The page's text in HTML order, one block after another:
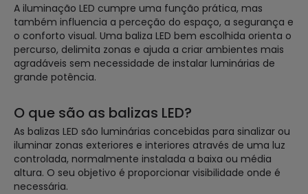
A iluminação LED cumpre uma função prática, mas
também influencia a perceção do espaço, a segurança e
o conforto visual. Uma baliza LED bem escolhida orienta o
percurso, delimita zonas e ajuda a criar ambientes mais
agradáveis sem necessidade de instalar luminárias de
grande potência.
O que são as balizas LED?
As balizas LED são luminárias concebidas para sinalizar ou
iluminar zonas exteriores e interiores através de uma luz
controlada, normalmente instalada a baixa ou média
altura. O seu objetivo é proporcionar visibilidade onde é
necessária.